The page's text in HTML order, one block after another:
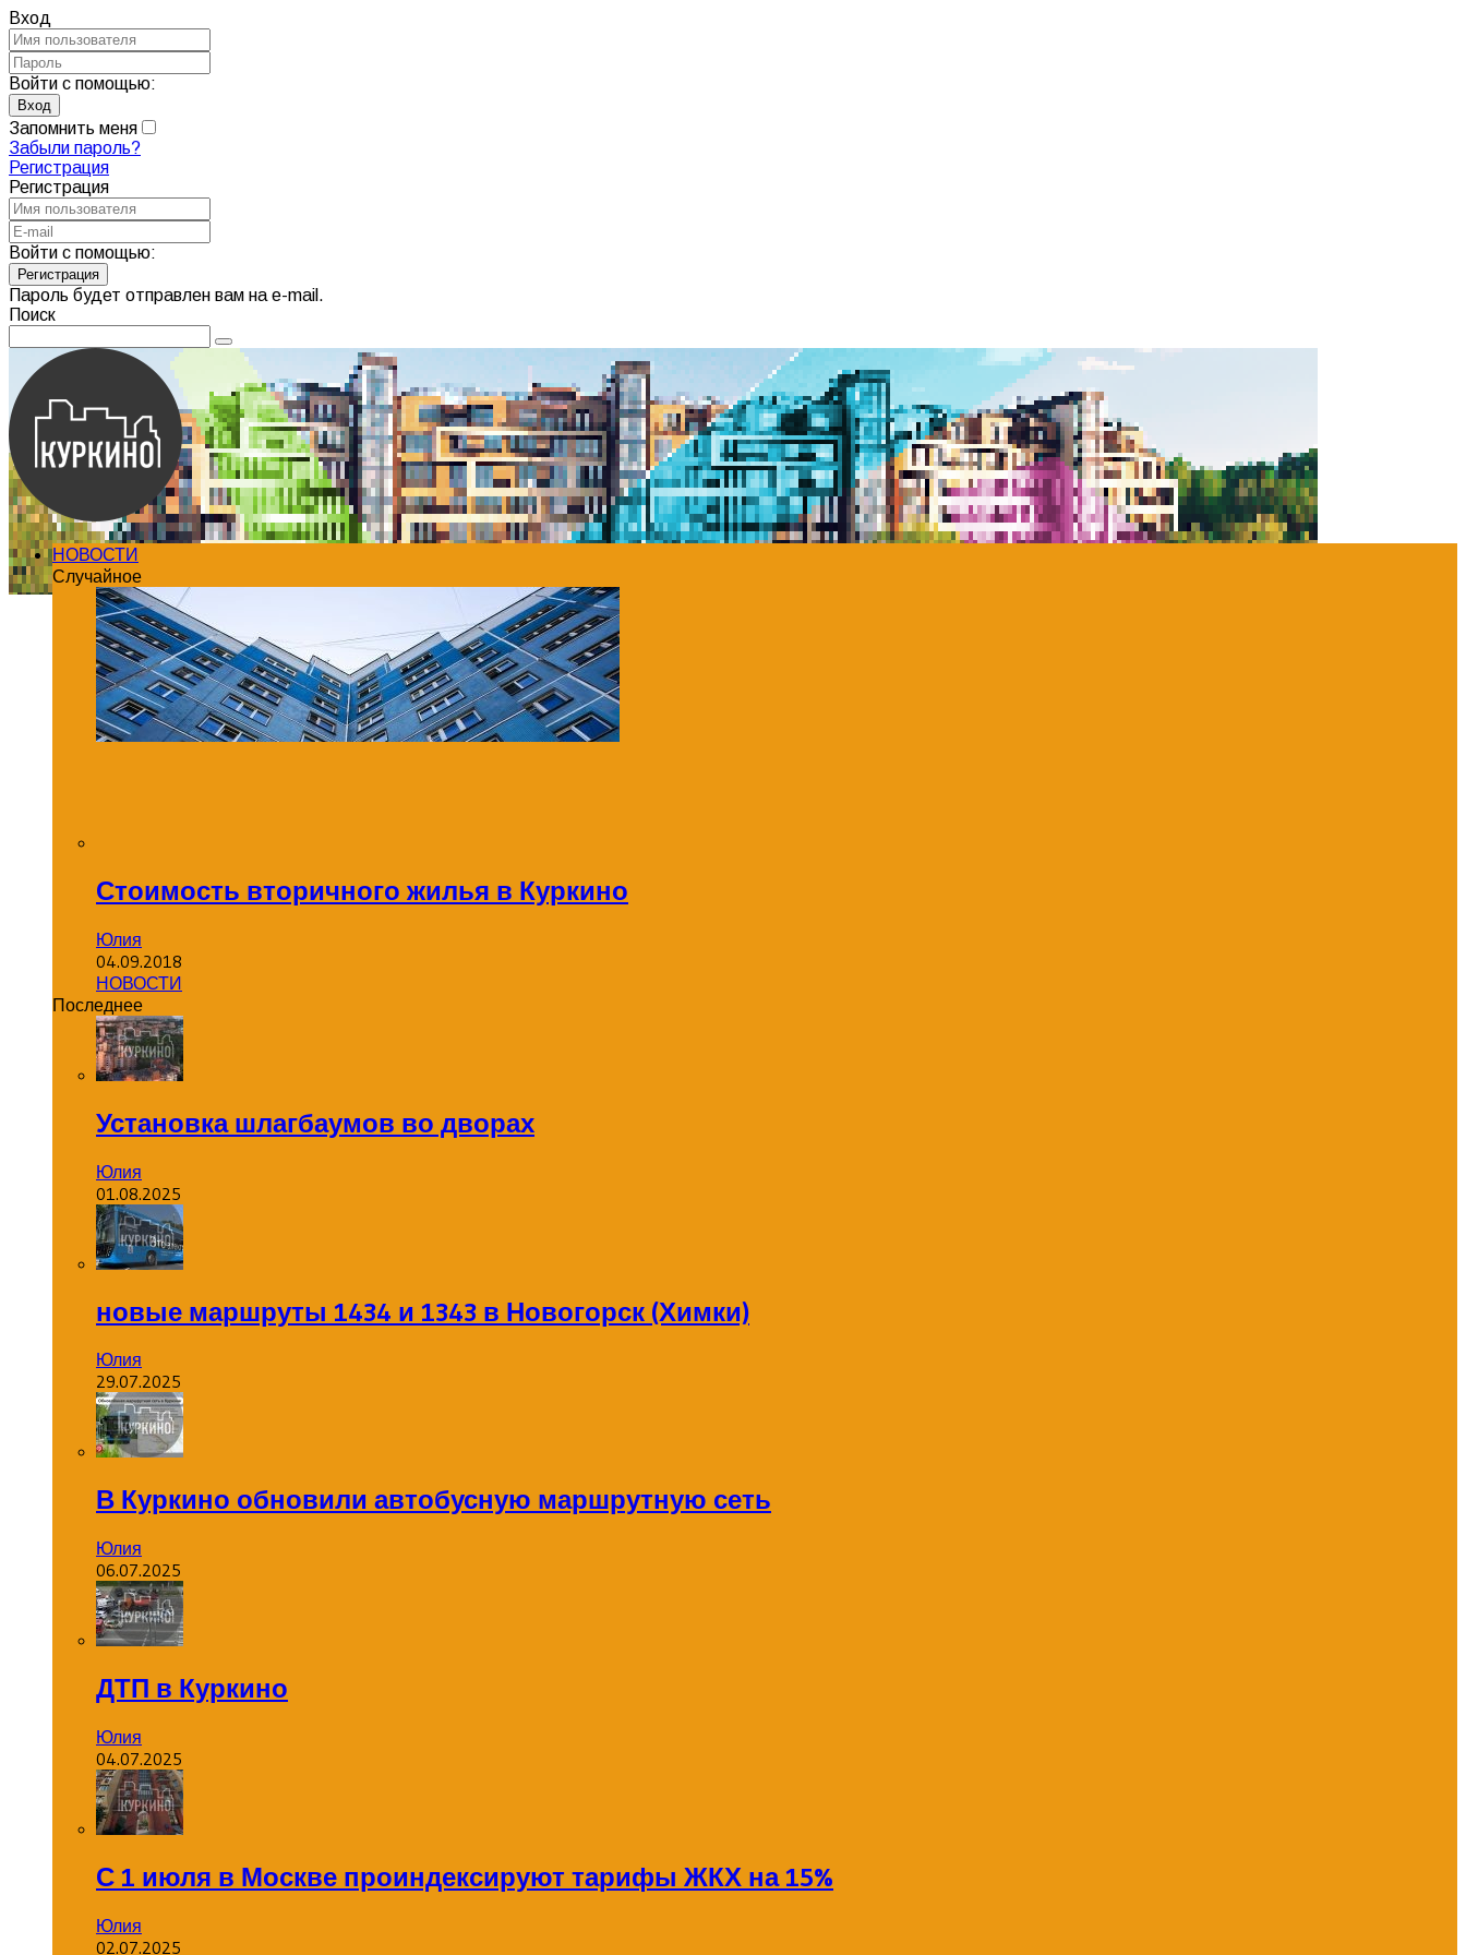
Вход
Войти с помощью:
Запомнить меня
Забыли пароль?
Регистрация
Регистрация
Войти с помощью:
Пароль будет отправлен вам на e-mail.
Поиск
НОВОСТИ
Случайное
Стоимость вторичного жилья в Куркино
Юлия
04.09.2018
НОВОСТИ
Последнее
Установка шлагбаумов во дворах
Юлия
01.08.2025
новые маршруты 1434 и 1343 в Новогорск (Химки)
Юлия
29.07.2025
В Куркино обновили автобусную маршрутную сеть
Юлия
06.07.2025
ДТП в Куркино
Юлия
04.07.2025
С 1 июля в Москве проиндексируют тарифы ЖКХ на 15%
Юлия
02.07.2025